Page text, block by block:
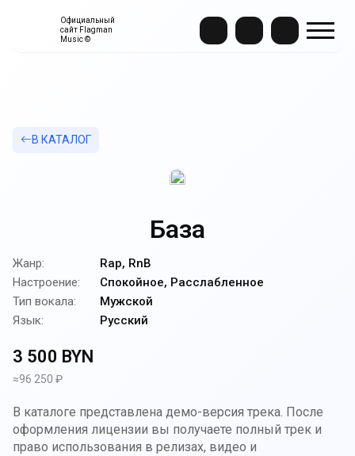
Официальный
сайт Flagman
Music ©
В КАТАЛОГ
База
Жанр:
Rap, RnB
Настроение:
Спокойное, Расслабленное
Тип вокала:
Мужской
Язык:
Русский
3 500 BYN
≈96 250 ₽
В каталоге представлена демо-версия трека. После
оформления лицензии вы получаете полный трек и
право использования в релизах, видео и